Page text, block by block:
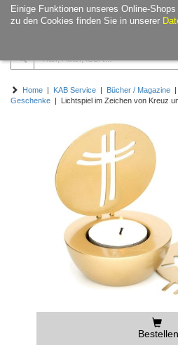
Einige Funktionen unseres Online-
zu den Cookies finden Sie in unserer
Home | KAB Service | Bücher / Magazine |
Geschenke | Lichtspiel im Zeichen von Kreuz
Bestellen